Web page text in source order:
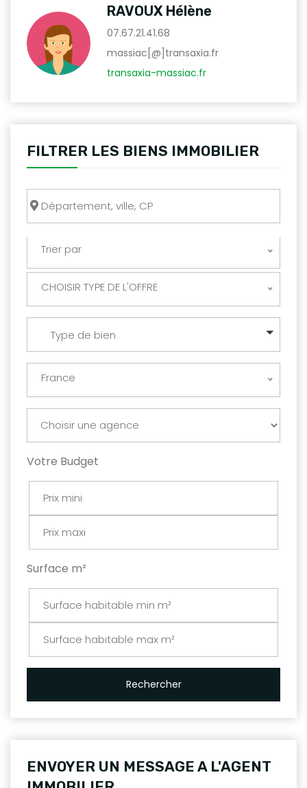
RAVOUX Hélène
07.67.21.41.68
massiac[@]transaxia.fr
transaxia-massiac.fr
FILTRER LES BIENS IMMOBILIER
Trier par
CHOISIR TYPE DE L'OFFRE
Type de bien
France
Votre Budget
Surface m²
Rechercher
ENVOYER UN MESSAGE A L'AGENT